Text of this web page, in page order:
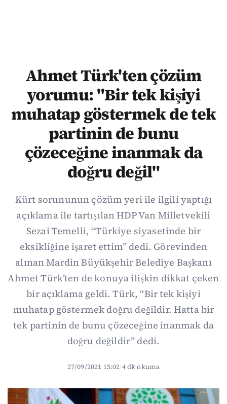
Ahmet Türk'ten çözüm
yorumu: "Bir tek kişiyi
muhatap göstermek de tek
partinin de bunu
çözeceğine inanmak da
doğru değil"
Kürt sorununun çözüm yeri ile ilgili yaptığı
açıklama ile tartışılan HDP Van Milletvekili
Sezai Temelli, “Türkiye siyasetinde bir
eksikliğine işaret ettim” dedi. Görevinden
alınan Mardin Büyükşehir Belediye Başkanı
Ahmet Türk’ten de konuya ilişkin dikkat çeken
bir açıklama geldi. Türk, “Bir tek kişiyi
muhatap göstermek doğru değildir. Hatta bir
tek partinin de bunu çözeceğine inanmak da
doğru değildir” dedi.
27/09/2021 15:02·4 dk okuma